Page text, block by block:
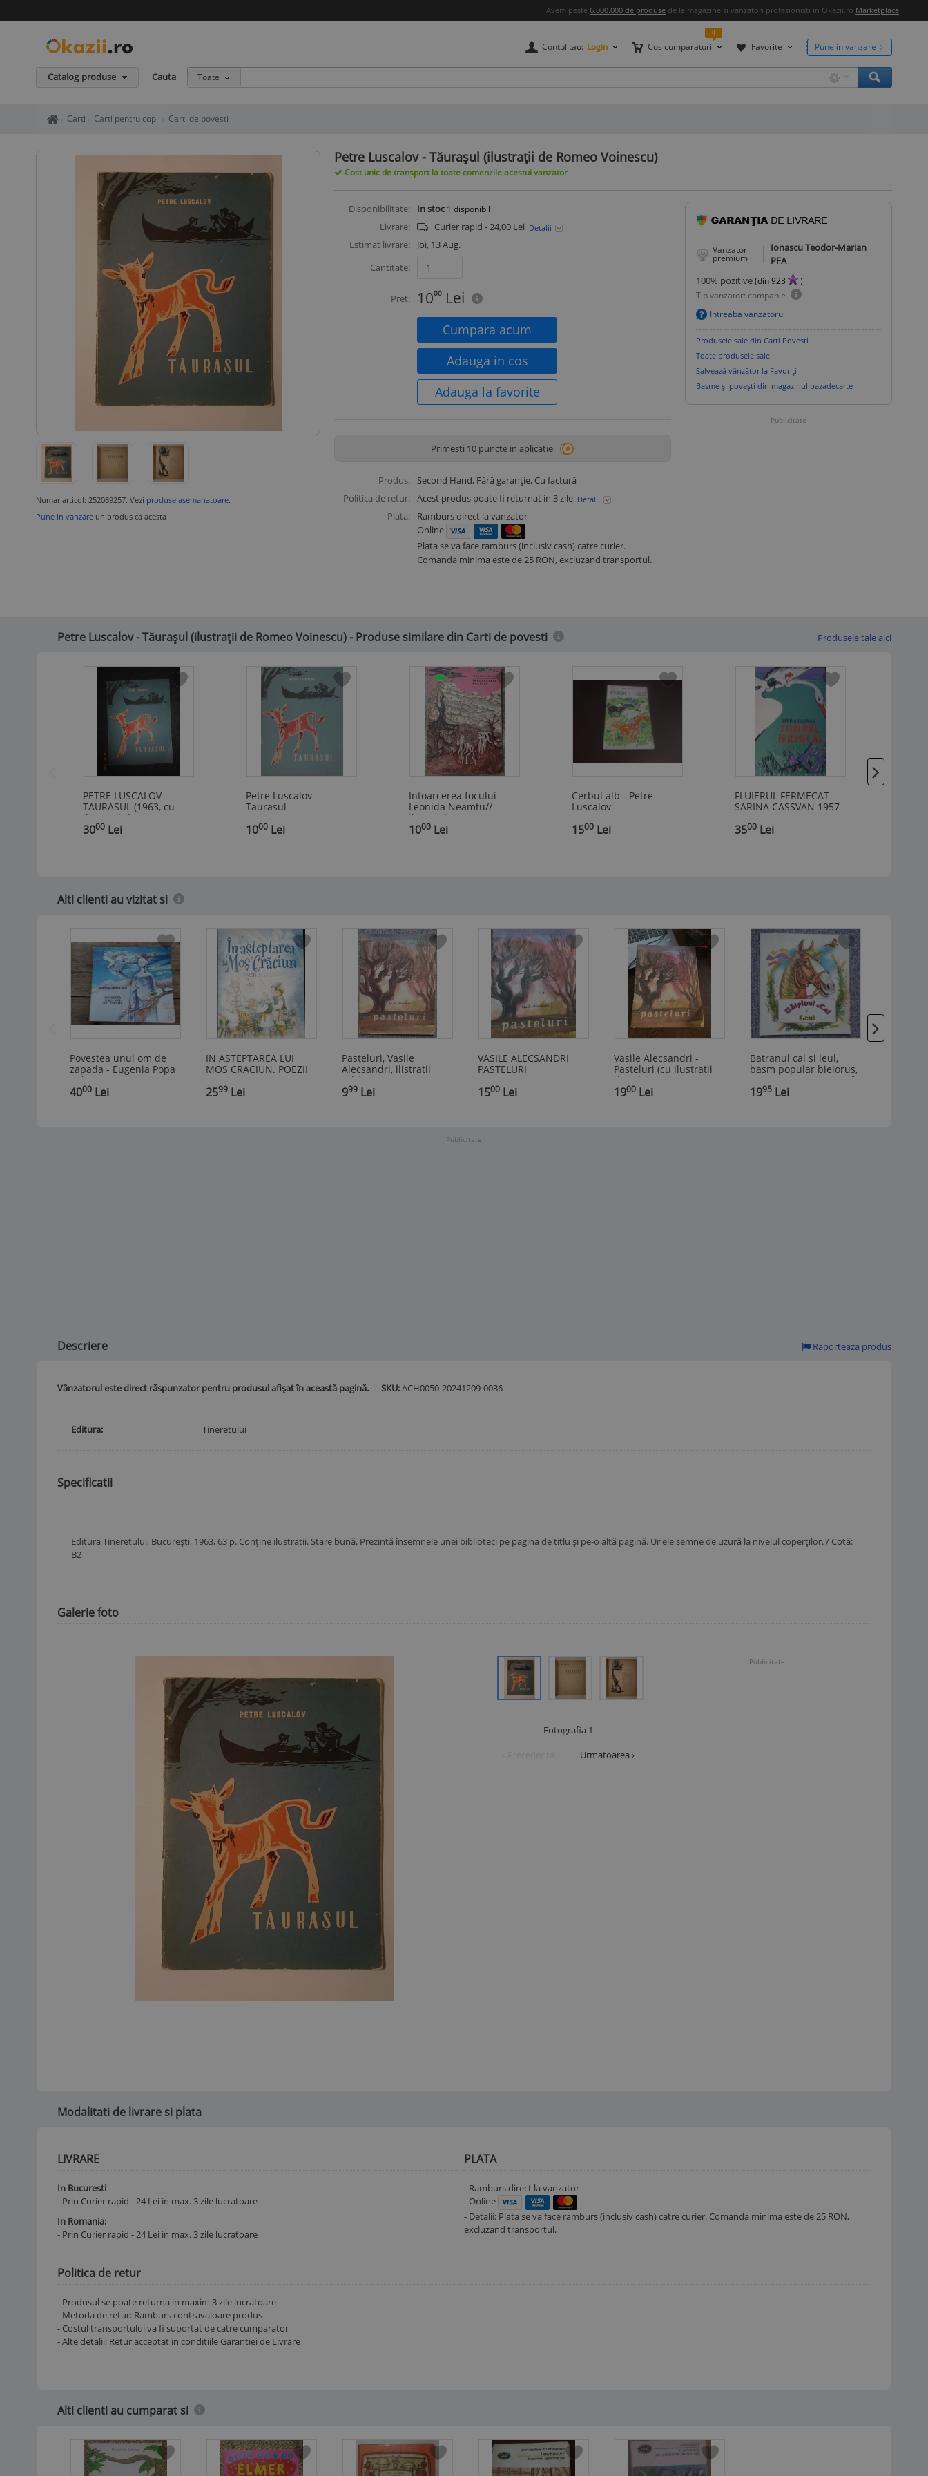
Avem peste 6.000.000 de produse de la magazine si vanzatori profesionisti in Okazii.ro Marketplace
Contul tau: Login Cos cumparaturi
0
Favorite Pune in vanzare
Catalog produse Cauta Toate
Home page okazii.ro - Cumperi in siguranta de la vanzatori de incredere
Carti Carti pentru copii Carti de povesti
Numar articol: 252089257. Vezi produse asemanatoare.
Pune in vanzare un produs ca acesta
Petre Luscalov - Tăurașul (ilustrații de Romeo Voinescu)
Cost unic de transport la toate comenzile acestui vanzator
Disponibilitate: In stoc 1 disponibil
Livrare: Curier rapid - 24,00 Lei Detalii
Estimat livrare:
Joi, 13 Aug.
Cantitate:
Pret: 1000 Lei
Cumpara acum
Adauga in cos
Adauga la favorite
Primesti 10 puncte in aplicatie
Produs: Second Hand, Fără garanție, Cu factură
Politica de retur: Acest produs poate fi returnat in 3 zile Detalii
Plata:
Ramburs direct la vanzator
Online
Plata se va face ramburs (inclusiv cash) catre curier.
Comanda minima este de 25 RON, excluzand transportul.
Vanzator
premium
Ionascu Teodor-Marian
PFA
100% pozitive(din923
)
Tip vanzator: companie
Intreaba vanzatorul
Produsele sale din Carti Povesti
Toate produsele sale
Salvează vânzător la Favoriți
Basme și povești din magazinul bazadecarte
Publicitate
Petre Luscalov - Tăurașul (ilustrații de Romeo Voinescu) - Produse similare din Carti de povesti Produsele tale aici
PETRE LUSCALOV -
TAURASUL (1963, cu
ilustratii de Romeo
Voinescu)
3000 Lei
Petre Luscalov -
Taurasul
1000 Lei
Intoarcerea focului -
Leonida Neamtu//
ilustratii Romeo
Voinescu
1000 Lei
Cerbul alb - Petre
Luscalov
1500 Lei
FLUIERUL FERMECAT
SARINA CASSVAN 1957
VOINESCU
3500 Lei
Alti clienti au vizitat si
Povestea unui om de
zapada - Eugenia Popa
Cohut, 1989
4000Lei
IN ASTEPTAREA LUI
MOS CRACIUN. POEZII
CAZIMIR, VASILE
2599Lei
Pasteluri, Vasile
Alecsandri, ilistratii
Adrian Ionescu 1984
999Lei
VASILE ALECSANDRI
PASTELURI
1500Lei
Vasile Alecsandri -
Pasteluri (cu ilustratii
de Adrian Ionescu)
1900Lei
Batranul cal si leul,
basm popular bielorus,
16 pagini, 1986, stare f
buna
1995Lei
Publicitate
Descriere Raporteaza produs
Vânzatorul este direct răspunzator pentru produsul afișat în această pagină. SKU:ACH0050-20241209-0036
Editura Tineretului
Specificatii
Editura Tineretului, București, 1963, 63 p. Conține ilustratii. Stare bună. Prezintă însemnele unei biblioteci pe pagina de titlu și pe-o altă pagină. Unele semne de uzură la nivelul coperților. / Cotă:
B2
Galerie foto
Fotografia 1
Urmatoarea ›
Publicitate
Modalitati de livrare si plata
LIVRARE
In Bucuresti
- Prin Curier rapid - 24 Lei in max. 3 zile lucratoare
In Romania:
- Prin Curier rapid - 24 Lei in max. 3 zile lucratoare
PLATA
- Ramburs direct la vanzator
- Online
- Detalii: Plata se va face ramburs (inclusiv cash) catre curier. Comanda minima este de 25 RON,
excluzand transportul.
Politica de retur
- Produsul se poate returna in maxim 3 zile lucratoare
- Metoda de retur: Ramburs contravaloare produs
- Costul transportului va fi suportat de catre cumparator
- Alte detalii: Retur acceptat in conditiile Garantiei de Livrare
Alti clienti au cumparat si